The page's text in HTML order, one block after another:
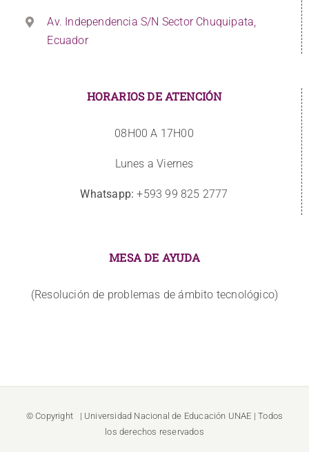
Av. Independencia S/N Sector Chuquipata,
Ecuador
HORARIOS DE ATENCIÓN
08H00 A 17H00
Lunes a Viernes
Whatsapp: +593 99 825 2777
MESA DE AYUDA
(Resolución de problemas de ámbito tecnológico)
© Copyright | Universidad Nacional de Educación UNAE | Todos
los derechos reservados